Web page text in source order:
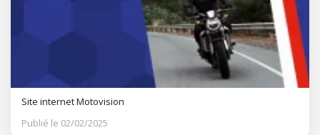
Site internet Motovision
Publié le 02/02/2025